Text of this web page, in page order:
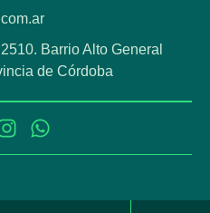
Barrio Alto General
de Córdoba